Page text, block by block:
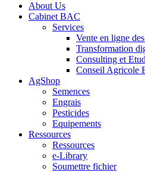
About Us
Cabinet BAC
Services
Vente en ligne
Transformation
Consulting et
Conseil Agricole
AgShop
Semences
Engrais
Pesticides
Equipements
Ressources
Ressources
e-Library
Soumettre fichier